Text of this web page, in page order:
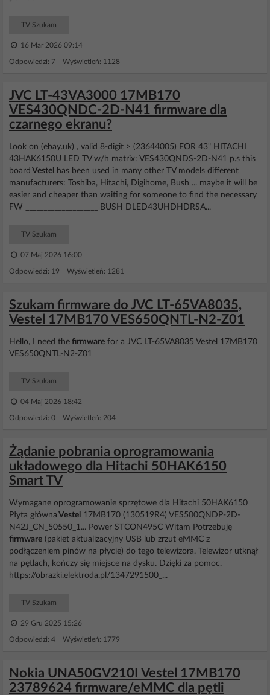
TV Szukam
16 Mar 2026 09:14
Odpowiedzi: 7 Wyświetleń: 1128
JVC LT-43VA3000 17MB170
VES430QNDC-2D-N41 firmware dla
czarnego ekranu?
Look on (ebay.uk) , valid 8-digit > (23644005) FOR 43" HITACHI
43HAK6150U LED TV w/h matrix: VES430QNDS-2D-N41 p.s this
board Vestel
has been used in many other TV models different
manufacturers: Toshiba, Hitachi, Digihome, Bush ... maybe it will be
easier and cheaper than waiting for someone to find the necessary
FW ____________________ BUSH DLED43UHDHDRSA...
TV Szukam
07 Maj 2026 16:00
Odpowiedzi: 19 Wyświetleń: 1281
Szukam firmware do JVC LT-65VA8035,
Vestel 17MB170 VES650QNTL-N2-Z01
Hello, I need the firmware for a JVC LT-65VA8035 Vestel 17MB170
VES650QNTL-N2-Z01
TV Szukam
04 Maj 2026 18:42
Odpowiedzi: 0 Wyświetleń: 204
Żądanie pobrania oprogramowania
układowego dla Hitachi 50HAK6150
Smart TV
Wymagane oprogramowanie sprzętowe dla Hitachi 50HAK6150
Płyta główna Vestel 17MB170 (130519R4) VES500QNDP-2D-
N42J_CN_50550_1... Power STCON495C Witam Potrzebuję
firmware (pakiet aktualizacyjny USB lub zrzut eMMC z
podłączeniem pinów na płycie) do tego telewizora. Telewizor utknął
na pętlach, kończy się miejsce na dysku. Dzięki za pomoc.
https://obrazki.elektroda.pl/1347291500_...
TV Szukam
29 Gru 2025 15:26
Odpowiedzi: 4 Wyświetleń: 1779
Nokia UNA50GV210I Vestel 17MB170
23789624 firmware/eMMC dla pętli